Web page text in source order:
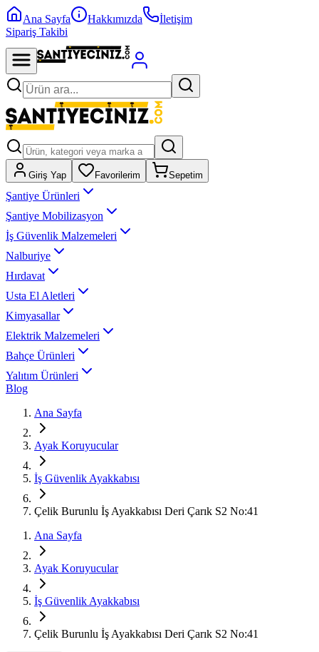
Ana Sayfa Hakkımızda
İletişim
Sipariş Takibi
Giriş Yap Favorilerim Sepetim
Şantiye Ürünleri
Şantiye Mobilizasyon
İş Güvenlik Malzemeleri
Nalburiye
Hırdavat
Usta El Aletleri
Kimyasallar
Elektrik Malzemeleri
Bahçe Ürünleri
Yalıtım Ürünleri
Blog
Ana Sayfa
Ayak Koruyucular
İş Güvenlik Ayakkabısı
Çelik Burunlu İş Ayakkabısı Deri Çarık S2 No:41
Ana Sayfa
Ayak Koruyucular
İş Güvenlik Ayakkabısı
Çelik Burunlu İş Ayakkabısı Deri Çarık S2 No:41